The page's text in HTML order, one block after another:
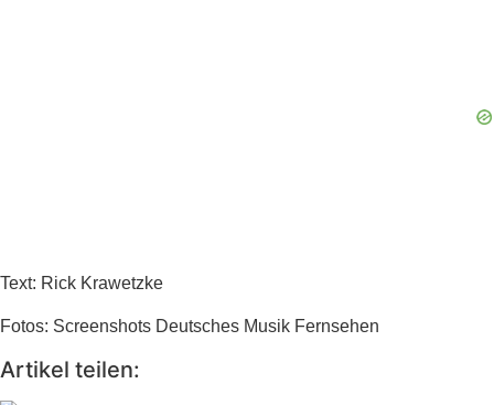
Text: Rick Krawetzke
Fotos: Screenshots Deutsches Musik Fernsehen
Artikel teilen: